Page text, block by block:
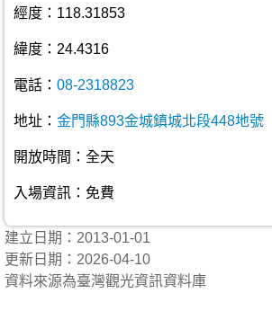
經度：118.31853
緯度：24.4316
電話： 08-2318823
地址： 金門縣893金城鎮城北段448地號
開放時間：全天
入場資訊：免費
建立日期：2013-01-01
更新日期：2026-04-10
資料來源為臺灣觀光資訊資料庫